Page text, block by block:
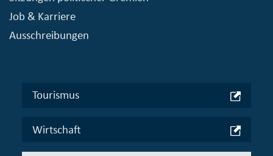
Job & Karriere
Ausschreibungen
Tourismus
Wirtschaft